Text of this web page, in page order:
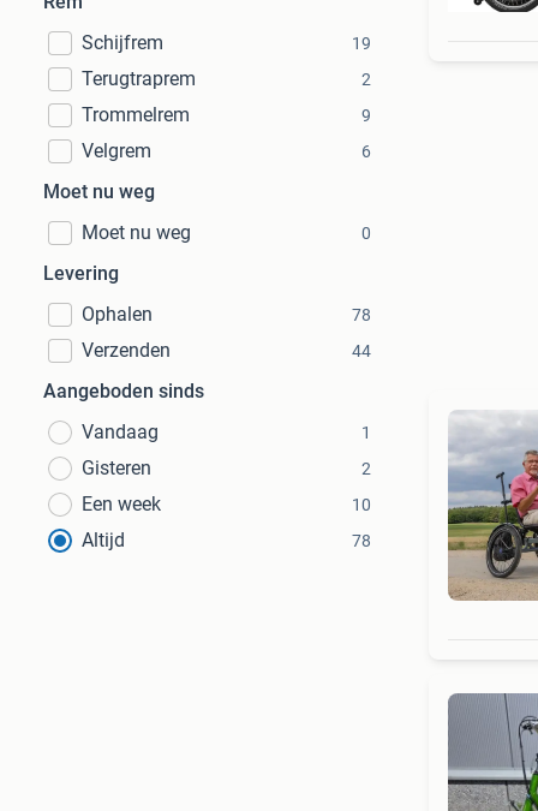
Schijfrem
19
Terugtraprem 2
Trommelrem 9
Velgrem 6
Moet nu weg
Moet nu weg
0
Levering
Ophalen
78
Verzenden 44
Aangeboden sinds
Vandaag
1
Gisteren 2
Een week 10
Altijd 78